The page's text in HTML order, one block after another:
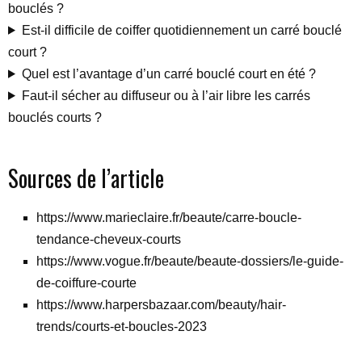
bouclés ?
Est-il difficile de coiffer quotidiennement un carré bouclé
court ?
Quel est l’avantage d’un carré bouclé court en été ?
Faut-il sécher au diffuseur ou à l’air libre les carrés
bouclés courts ?
Sources de l’article
https://www.marieclaire.fr/beaute/carre-boucle-
tendance-cheveux-courts
https://www.vogue.fr/beaute/beaute-dossiers/le-guide-
de-coiffure-courte
https://www.harpersbazaar.com/beauty/hair-
trends/courts-et-boucles-2023